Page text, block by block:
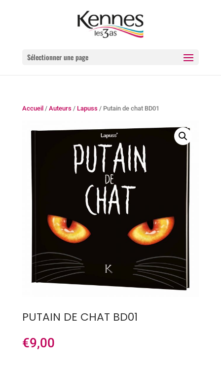
Sélectionner une page
Accueil / Auteurs / Lapuss / Putain de chat BD01
PUTAIN DE CHAT BD01
€9,00